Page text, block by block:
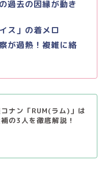
過去の因縁が動き
ス」の着メロ
が過熱！複雑に絡
ナン「RUM(ラム)」は
の3人を徹底解説！